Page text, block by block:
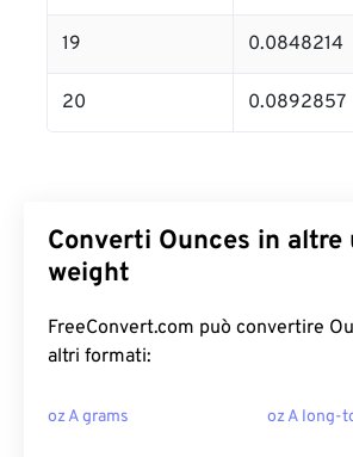
19 0.0848214
20 0.0892857
Converti Ounces in altre
weight
FreeConvert.com può convertire
altri formati:
oz A grams oz A long-